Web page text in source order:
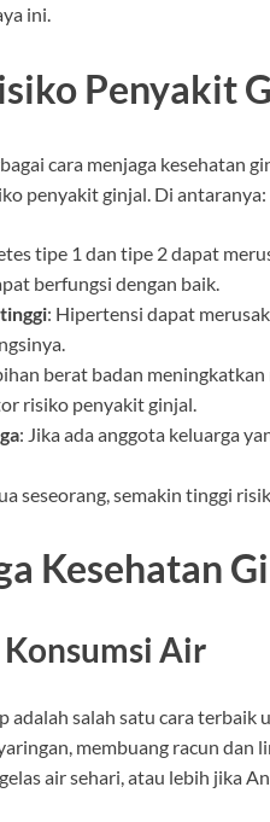
ini.
Penyakit
cara menjaga kesehatan
penyakit ginjal. Di antaranya:
tipe 1 dan tipe 2 dapat
berfungsi dengan baik.
: Hipertensi dapat
berat badan
risiko penyakit ginjal.
: Jika ada anggota keluarga
seseorang, semakin tinggi
Kesehatan
Air
adalah salah satu cara
membuang racun
air sehari, atau lebih jika